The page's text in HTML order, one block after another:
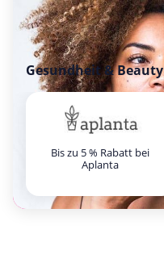
Gesundheit & Beauty
Bis zu 5 % Rabatt bei
Aplanta